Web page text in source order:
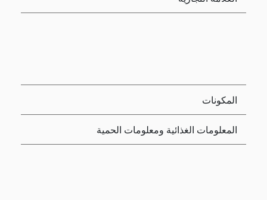
المكونات
المعلومات الغذائية ومعلومات الحمية